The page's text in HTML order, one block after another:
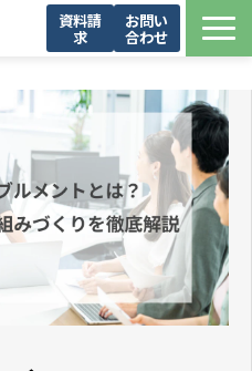
資料請
求
お問い
合わせ
せ一覧
事例
ー紹介
ち資料
イベント